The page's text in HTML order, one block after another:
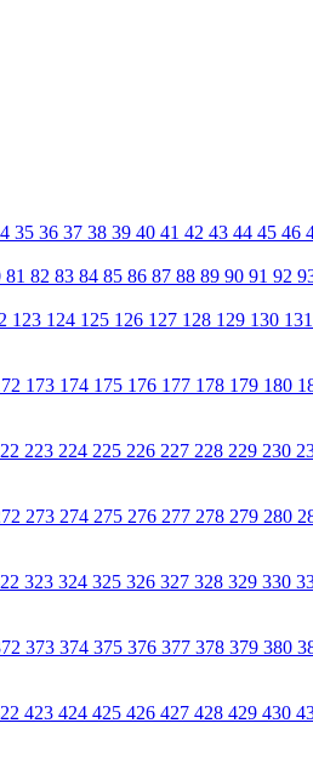
35 36 37 38 39 40 41 42 43 44 45 46
81 82 83 84 85 86 87 88 89 90 91 92
123 124 125 126 127 128 129 130 131
173 174 175 176 177 178 179 180
223 224 225 226 227 228 229 230
273 274 275 276 277 278 279 280
323 324 325 326 327 328 329 330
373 374 375 376 377 378 379 380
423 424 425 426 427 428 429 430